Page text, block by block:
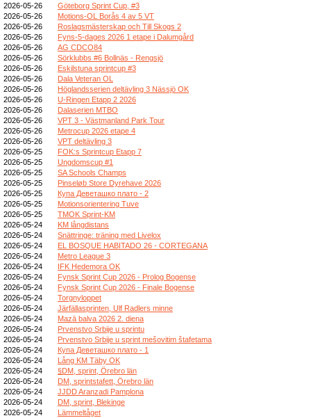
2026-05-26
Göteborg Sprint Cup, #3
2026-05-26
Motions-OL Borås 4 av 5 VT
2026-05-26
Roslagsmästerskap och Till Skogs 2
2026-05-26
Fyns-5-dages 2026 1 etape i Dalumgård
2026-05-26
AG CDCO84
2026-05-26
Sörklubbs #6 Bollnäs - Rengsjö
2026-05-26
Eskilstuna sprintcup #3
2026-05-26
Dala Veteran OL
2026-05-26
Höglandsserien deltävling 3 Nässjö OK
2026-05-26
U-Ringen Etapp 2 2026
2026-05-26
Dalaserien MTBO
2026-05-26
VPT 3 - Västmanland Park Tour
2026-05-26
Metrocup 2026 etape 4
2026-05-26
VPT deltävling 3
2026-05-25
FOK:s Sprintcup Etapp 7
2026-05-25
Ungdomscup #1
2026-05-25
SA Schools Champs
2026-05-25
Pinseløb Store Dyrehave 2026
2026-05-25
Купа Деветашко плато - 2
2026-05-25
Motionsorientering Tuve
2026-05-25
TMOK Sprint-KM
2026-05-24
KM långdistans
2026-05-24
Snättringe: träning med Livelox
2026-05-24
EL BOSQUE HABITADO 26 - CORTEGANA
2026-05-24
Metro League 3
2026-05-24
IFK Hedemora OK
2026-05-24
Fynsk Sprint Cup 2026 - Prolog Bogense
2026-05-24
Fynsk Sprint Cup 2026 - Finale Bogense
2026-05-24
Torgnyloppet
2026-05-24
Järfällasprinten, Ulf Radlers minne
2026-05-24
Mazā balva 2026 2. diena
2026-05-24
Prvenstvo Srbije u sprintu
2026-05-24
Prvenstvo Srbije u sprint mešovitim štafetama
2026-05-24
Купа Деветашко плато - 1
2026-05-24
Lång KM Täby OK
2026-05-24
§DM, sprint, Örebro län
2026-05-24
DM, sprintstafett, Örebro län
2026-05-24
JJDD Aranzadi Pamplona
2026-05-24
DM, sprint, Blekinge
2026-05-24
Lämmeltåget